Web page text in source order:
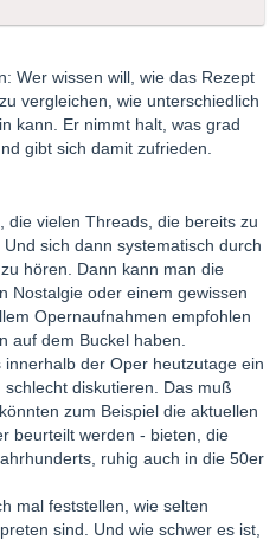
Wer wissen will, wie das Rezept
vergleichen, wie unterschiedlich
kann. Er nimmt halt, was grad
gibt sich damit zufrieden.
die vielen Threads, die bereits zu
sich dann systematisch durch
hören. Dann kann man die
Nostalgie oder einem gewissen
Opernaufnahmen empfohlen
auf dem Buckel haben.
der Oper heutzutage ein
diskutieren. Das muß
zum Beispiel die aktuellen
beurteilt werden - bieten, die
ruhig auch in die 50er
mal feststellen, wie selten
sind. Und wie schwer es ist,